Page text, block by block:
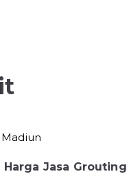
Jasa Grouting